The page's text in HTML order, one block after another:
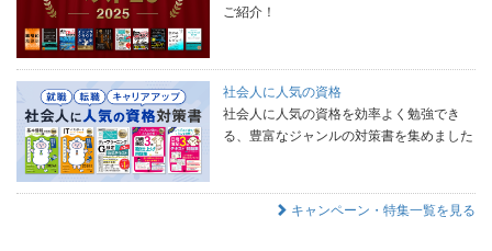
ご紹介！
社会人に人気の資格
社会人に人気の資格を効率よく勉強でき
る、豊富なジャンルの対策書を集めました
キャンペーン・特集一覧を見る